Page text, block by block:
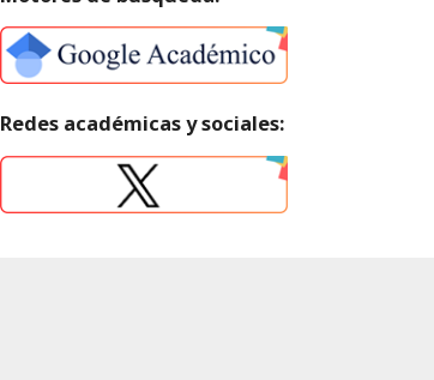
Redes académicas y sociales: